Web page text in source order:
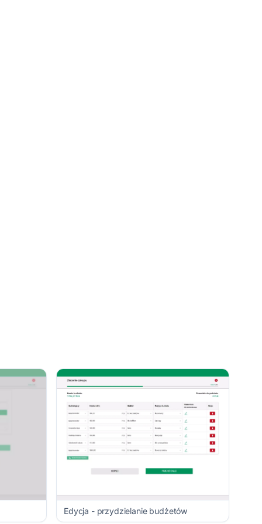
Edycja - przydzielanie budżetów